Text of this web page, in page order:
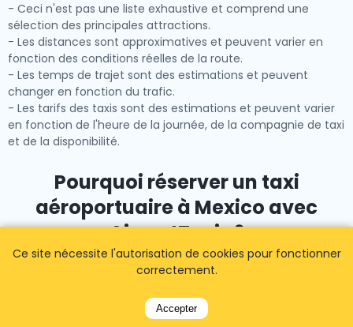
- Ceci n'est pas une liste exhaustive et comprend une
sélection des principales attractions.
- Les distances sont approximatives et peuvent varier en
fonction des conditions réelles de la route.
- Les temps de trajet sont des estimations et peuvent
changer en fonction du trafic.
- Les tarifs des taxis sont des estimations et peuvent varier
en fonction de l'heure de la journée, de la compagnie de taxi
et de la disponibilité.
Pourquoi réserver un taxi
aéroportuaire à Mexico avec
AirportTaxis ?
un nouveau pays et assurer un transport fiable
Ce site nécessite l'autorisation de cookies pour fonctionner
correctement.
Accepter